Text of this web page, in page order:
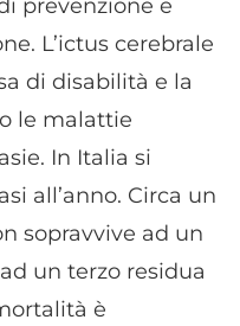
prevenzione e
L’ictus cerebrale
di disabilità e la
le malattie
In Italia si
all’anno. Circa un
sopravvive ad un
un terzo residua
è